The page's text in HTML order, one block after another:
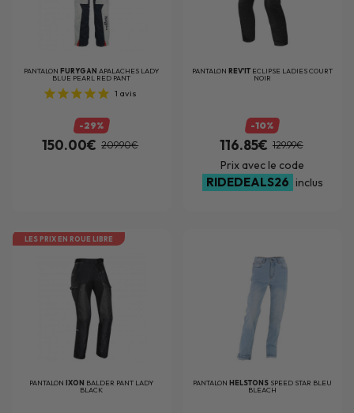
PANTALONFURYGAN APALACHES LADY
BLUE PEARL RED PANT
1 avis
-29%
150.00€ 209.90€
PANTALONREV'IT ECLIPSE LADIES COURT
NOIR
-10%
116.85€ 129.99€
Prix avec le code
RIDEDEALS26 inclus
LES PRIX EN ROUE LIBRE
PANTALON IXON BALDER PANT LADY
BLACK
PANTALON HELSTONS SPEED STAR BLEU
BLEACH